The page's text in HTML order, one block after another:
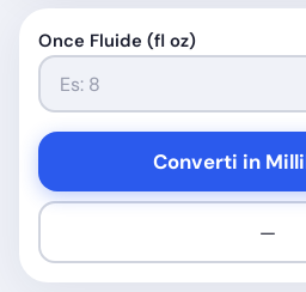
Once Fluide (fl oz)
Converti in
—